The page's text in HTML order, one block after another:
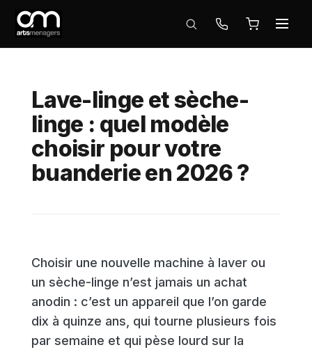
Lave-linge et sèche-
linge : quel modèle
choisir pour votre
buanderie en 2026 ?
Choisir une nouvelle machine à laver ou
un sèche-linge n’est jamais un achat
anodin : c’est un appareil que l’on garde
dix à quinze ans, qui tourne plusieurs fois
par semaine et qui pèse lourd sur la